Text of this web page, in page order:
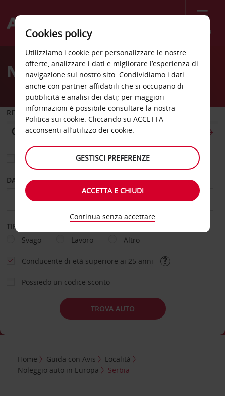
Menù
Welcome
AvisNoleggio auto Serbia
RITIRO DA
Scegli una località di riconsegna diversa
DAL GIORNO AL GIORNO
TIPOLOGIA DI NOLEGGIO
Svago
Lavoro Altro
Conducente di età superiore ai 25 anni
Possiedo un codice sconto
TROVA AUTO
Home Guida con Avis
Località
Noleggio auto in Europa
Serbia
Cookies policy
Utilizziamo i cookie per personalizzare le nostre
offerte, analizzare i dati e migliorare l’esperienza di
navigazione sul nostro sito. Condividiamo i dati
anche con partner affidabili che si occupano di
pubblicità e analisi dei dati; per maggiori
informazioni è possibile consultare la nostra
Politica sui cookie. Cliccando su ACCETTA
acconsenti all’utilizzo dei cookie.
GESTISCI PREFERENZE
ACCETTA E CHIUDI
Continua senza accettare